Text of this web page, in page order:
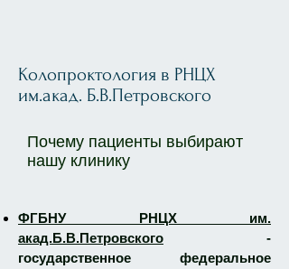
Колопроктология в РНЦХ
им.акад. Б.В.Петровского
Почему пациенты выбирают
нашу клинику
ФГБНУ РНЦХ им.
акад.Б.В.Петровского -
государственное федеральное